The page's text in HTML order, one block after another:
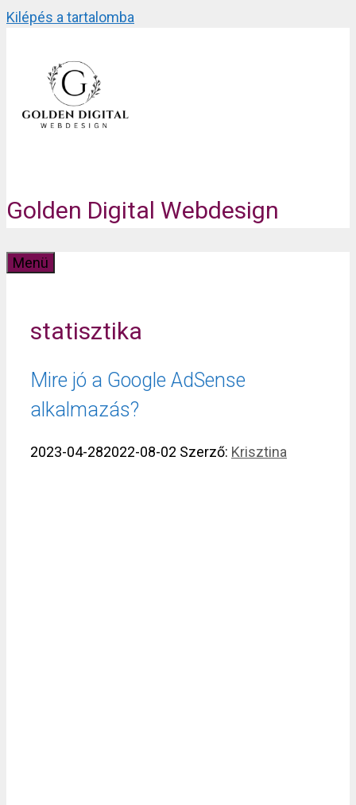
Kilépés a tartalomba
Golden Digital Webdesign
Menü
statisztika
Mire jó a Google AdSense
alkalmazás?
2023-04-282022-08-02 Szerző: Krisztina